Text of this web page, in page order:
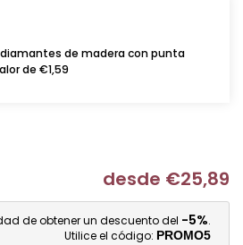
diamantes de madera con punta
de €1,59
desde €25,89
de obtener un descuento del -5%.
Utilice el código: PROMO5